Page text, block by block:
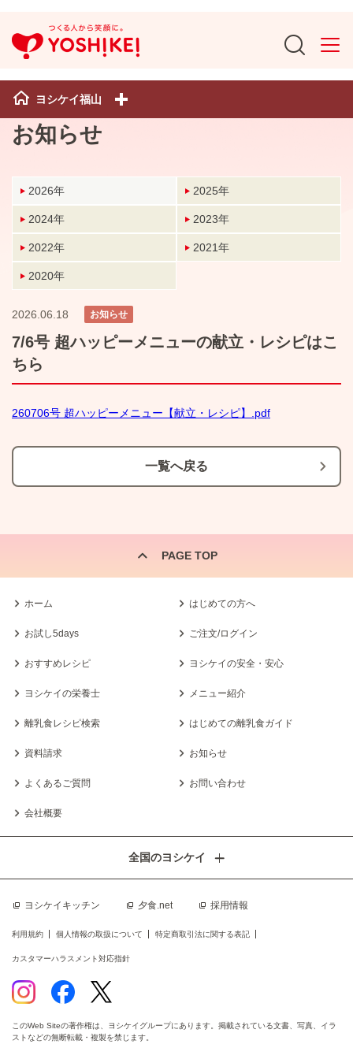
ヨシケイ福山
お知らせ
2026年 2025年
2024年 2023年
2022年 2021年
2020年
2026.06.18 お知らせ
7/6号 超ハッピーメニューの献立・レシピはこ
ちら
260706号 超ハッピーメニュー【献立・レシピ】.pdf
一覧へ戻る
PAGE TOP
ホーム はじめての方へ
お試し5days ご注文/ログイン
おすすめレシピ ヨシケイの安全・安心
ヨシケイの栄養士 メニュー紹介
離乳食レシピ検索 はじめての離乳食ガイド
資料請求 お知らせ
よくあるご質問 お問い合わせ
会社概要
ヨシケイキッチン 夕食.net 採用情報
全国のヨシケイ
利用規約 個人情報の取扱について 特定商取引法に関する表記
カスタマーハラスメント対応指針
このWeb Siteの著作権は、ヨシケイグループにあります。掲載されている文書、写真、イラ
ストなどの無断転載・複製を禁じます。